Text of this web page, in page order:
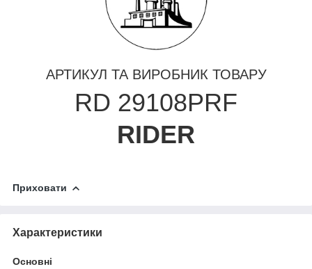
АРТИКУЛ ТА ВИРОБНИК ТОВАРУ
RD 29108PRF
RIDER
Приховати
Характеристики
Основні